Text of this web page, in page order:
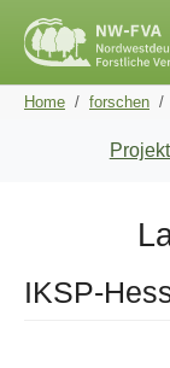
You are here:
Home forschen
IKSP-